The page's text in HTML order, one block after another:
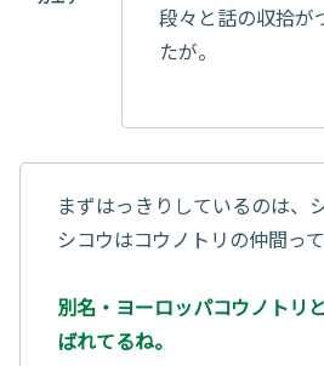
段々と話の収拾が
たが。
まずはっきりしているのは、
シコウはコウノトリの仲間って
別名・ヨーロッパコウノトリ
ばれてるね。